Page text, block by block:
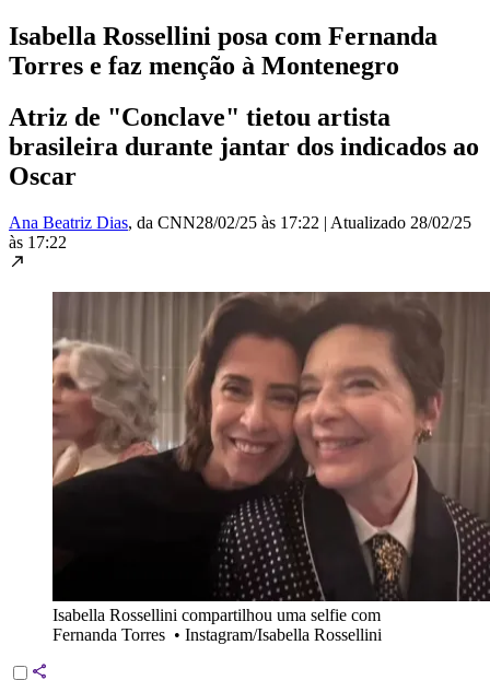
Isabella Rossellini posa com Fernanda
Torres e faz menção à Montenegro
Atriz de "Conclave" tietou artista
brasileira durante jantar dos indicados ao
Oscar
Ana Beatriz Dias, da CNN28/02/25 às 17:22 | Atualizado 28/02/25
às 17:22
Isabella Rossellini compartilhou uma selfie com
Fernanda Torres • Instagram/Isabella Rossellini